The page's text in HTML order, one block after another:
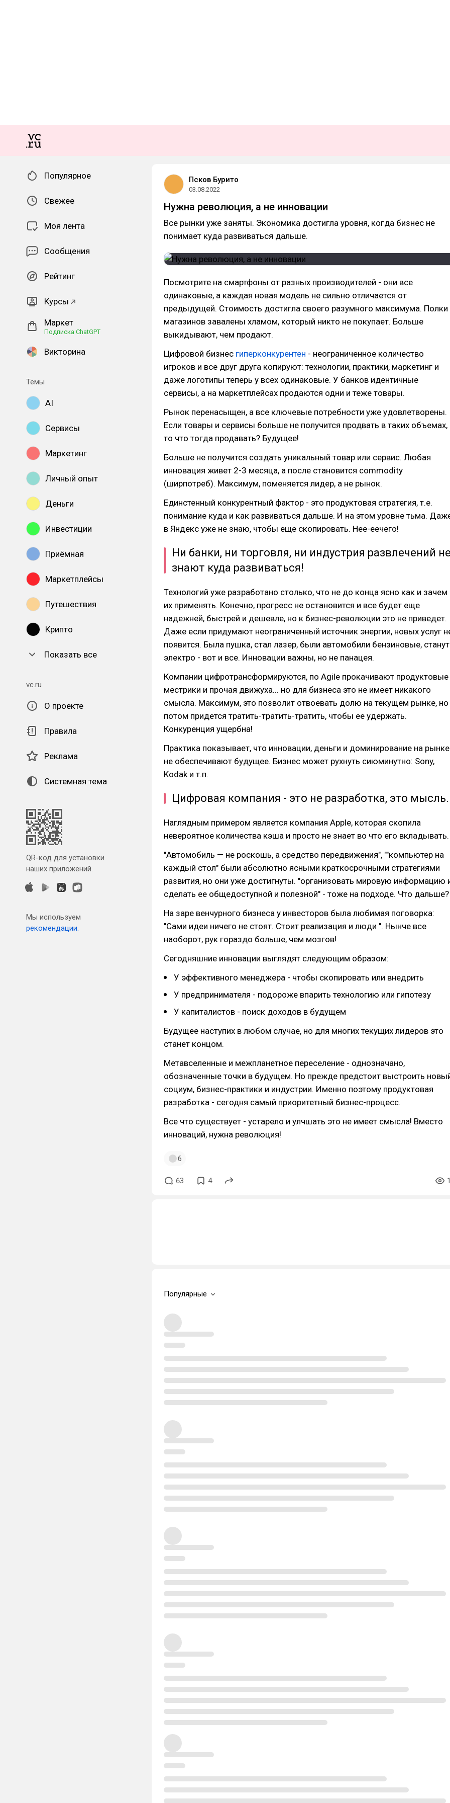
Популярное
Свежее
Моя лента
Сообщения
Рейтинг
Курсы
Маркет
Подписка ChatGPT
Викторина
Темы
AI
Сервисы
Маркетинг
Личный опыт
Деньги
Инвестиции
Приёмная
Маркетплейсы
Путешествия
Крипто
Показать все
vc.ru
О проекте
Правила
Реклама
Системная тема
QR-код для установки
наших приложений.
Мы используем
рекомендации.
Псков Бурито
03.08.2022
Нужна революция, а не инновации
Все рынки уже заняты. Экономика достигла уровня, когда бизнес не
понимает куда развиваться дальше.
Посмотрите на смартфоны от разных производителей - они все
одинаковые, а каждая новая модель не сильно отличается от
предыдущей. Стоимость достигла своего разумного максимума. Полки
магазинов завалены хламом, который никто не покупает. Больше
выкидывают, чем продают.
Цифровой бизнес гиперконкурентен - неограниченное количество
игроков и все друг друга копируют: технологии, практики, маркетинг и
даже логотипы теперь у всех одинаковые. У банков идентичные
сервисы, а на маркетплейсах продаются одни и теже товары.
Рынок перенасыщен, а все ключевые потребности уже удовлетворены.
Если товары и сервисы больше не получится продвать в таких объемах,
то что тогда продавать? Будущее!
Больше не получится создать уникальный товар или сервис. Любая
инновация живет 2-3 месяца, а после становится commodity
(ширпотреб). Максимум, поменяется лидер, а не рынок.
Единстенный конкурентный фактор - это продуктовая стратегия, т.е.
понимание куда и как развиваться дальше. И на этом уровне тьма.
в Яндекс уже не знаю, чтобы еще скопировать. Нее-еечего!
Ни банки, ни торговля, ни индустрия развлечений
знают куда развиваться!
Технологий уже разработано столько, что не до конца ясно как и зачем
их применять. Конечно, прогресс не остановится и все будет еще
надежней, быстрей и дешевле, но к бизнес-революции это не приведет.
Даже если придумают неограниченный источник энергии, новых услуг
появится. Была пушка, стал лазер, были автомобили бензиновые, станут
электро - вот и все. Инновации важны, но не панацея.
Компании цифротрансформируются, по Agile прокачивают продуктовые
местрики и прочая движуха... но для бизнеса это не имеет никакого
смысла. Максимум, это позволит отвоевать долю на текущем рынке, но
потом придется тратить-тратить-тратить, чтобы ее удержать.
Конкуренция ущербна!
Практика показывает, что инновации, деньги и доминирование на рынке
не обеспечивают будущее. Бизнес может рухнуть сиюминутно: Sony,
Kodak и т.п.
Цифровая компания - это не разработка, это мысль.
Наглядным примером является компания Apple, которая скопила
невероятное количества кэша и просто не знает во что его вкладывать.
"Автомобиль — не роскошь, а средство передвижения", ""компьютер на
каждый стол" были абсолютно ясными краткосрочными стратегиями
развития, но они уже достигнуты. "организовать мировую информацию
сделать ее общедоступной и полезной" - тоже на подходе. Что дальше?
На заре венчурного бизнеса у инвесторов была любимая поговорка:
"Сами идеи ничего не стоят. Стоит реализация и люди ". Нынче все
наоборот, рук гораздо больше, чем мозгов!
Сегодняшние инновации выглядят следующим образом:
У эффективного менеджера - чтобы скопировать или внедрить
У предпринимателя - подороже впарить технологию или гипотезу
У капиталистов - поиск доходов в будущем
Будущее наступих в любом случае, но для многих текущих лидеров это
станет концом.
Метавселенные и межпланетное переселение - однозначано,
обозначенные точки в будущем. Но прежде предстоит выстроить
социум, бизнес-практики и индустрии. Именно поэтому продуктовая
разработка - сегодня самый приоритетный бизнес-процесс.
Все что существует - устарело и улчшать это не имеет смысла! Вместо
инноваций, нужна революция!
6
63 4
Популярные